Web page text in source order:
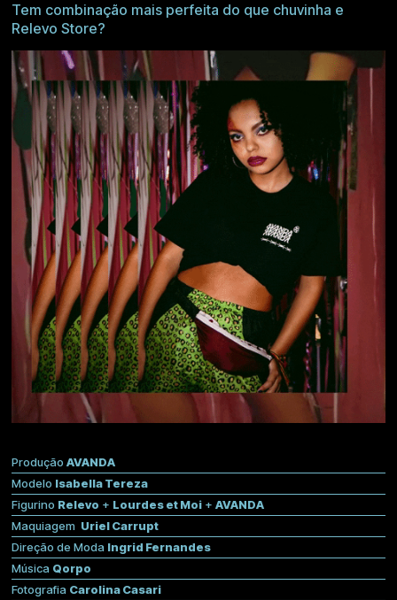
Tem combinação mais perfeita do que chuvinha e
Relevo Store?
ProduçãoAVANDA
Modelo Isabella Tereza
Figurino Relevo + Lourdes et Moi +AVANDA
Maquiagem Uriel Carrupt
Direção de Moda Ingrid Fernandes
Música Qorpo
Fotografia Carolina Casari